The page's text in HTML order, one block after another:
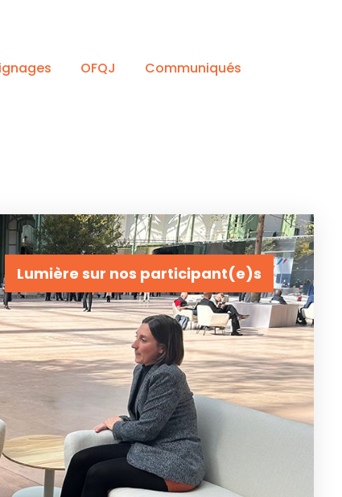
OFQJ Communiqués
Lumière sur nos participant(e)s